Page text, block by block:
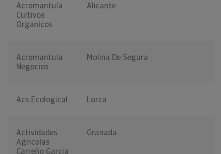
Acromantula
Cultivos
Organicos
Alicante
Acromantula
Negocios
Molina De Segura
Acs Ecological Lorca
Actividades
Agricolas
Carreño Garcia
Granada